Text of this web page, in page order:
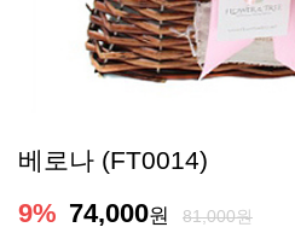
베로나 (FT0014)
9% 74,000원 81,000원